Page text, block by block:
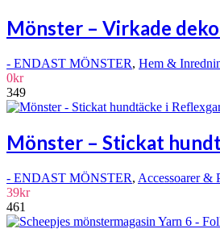
Mönster – Virkade
- ENDAST MÖNSTER, Hem &
0kr
349
Mönster – Stickat
- ENDAST MÖNSTER, Accessoarer &
39kr
461